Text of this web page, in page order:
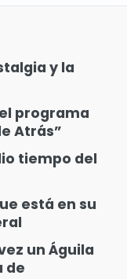
y la
programa
Atrás”
tiempo del
está en su
un Águila
de